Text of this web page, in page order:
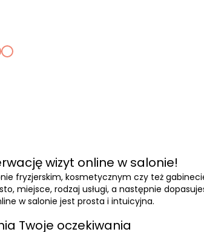
wizyt online w salonie!
fryzjerskim, kosmetycznym czy też
miejsce, rodzaj usługi, a następnie
w salonie jest prosta i intuicyjna.
Twoje oczekiwania